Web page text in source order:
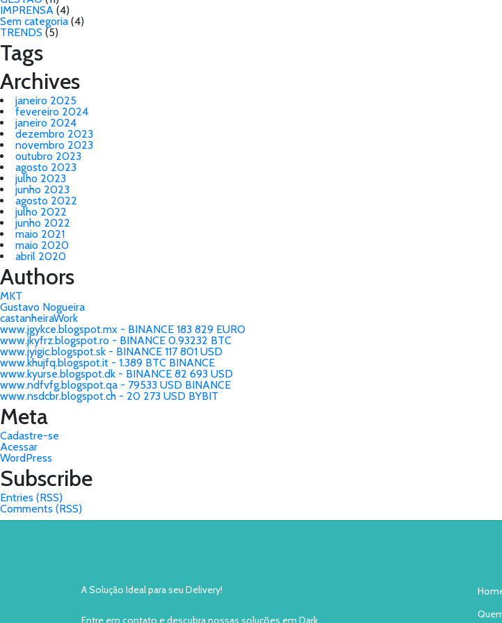
IMPRENSA (4)
Sem categoria (4)
TRENDS (5)
Tags
Archives
janeiro 2025
fevereiro 2024
janeiro 2024
dezembro 2023
novembro 2023
outubro 2023
agosto 2023
julho 2023
junho 2023
agosto 2022
julho 2022
junho 2022
maio 2021
maio 2020
abril 2020
Authors
MKT
Gustavo Nogueira
castanheiraWork
www.jgykce.blogspot.mx - BINANCE 183 829 EURO
www.jkyfrz.blogspot.ro - BINANCE 0.93232 BTC
www.jyigic.blogspot.sk - BINANCE 117 801 USD
www.khujfq.blogspot.it - 1.389 BTC BINANCE
www.kyurse.blogspot.dk - BINANCE 82 693 USD
www.ndfvfg.blogspot.qa - 79533 USD BINANCE
www.nsdcbr.blogspot.ch - 20 273 USD BYBIT
Meta
Cadastre-se
Acessar
WordPress
Subscribe
Entries (RSS)
Comments (RSS)
A Solução Ideal para seu Delivery!
Entre em contato e descubra nossas soluções em Dark